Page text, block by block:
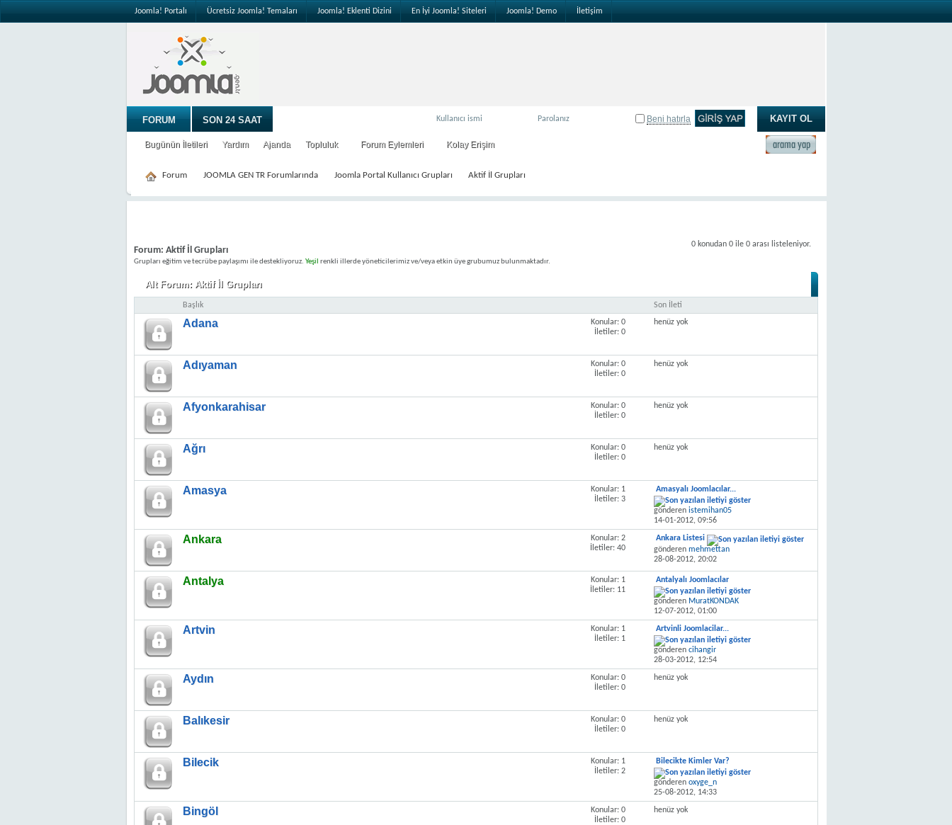
Joomla! Portalı Ücretsiz Joomla! Temaları Joomla! Eklenti Dizini En İyi Joomla! Siteleri Joomla! Demo İletişim
FORUM
Bugünün İletileri Yardım Ajanda Topluluk Forum Eylemleri Kolay Erişim
SON 24 SAAT Beni hatırla KAYIT OL
Forum JOOMLA GEN TR Forumlarında Joomla Portal Kullanıcı Grupları Aktif İl Grupları
0 konudan 0 ile 0 arası listeleniyor.
Forum: Aktif İl Grupları
Grupları eğitim ve tecrübe paylaşımı ile destekliyoruz. Yeşil renkli illerde yöneticilerimiz ve/veya etkin üye grubumuz bulunmaktadır.
Alt Forum: Aktif İl Grupları
Başlık Son İleti
Adana
Konular: 0
İletiler: 0
henüz yok
Adıyaman
Konular: 0
İletiler: 0
henüz yok
Afyonkarahisar
Konular: 0
İletiler: 0
henüz yok
Ağrı
Konular: 0
İletiler: 0
henüz yok
Amasya
Konular: 1
İletiler: 3
Amasyalı Joomlacılar...
gönderen istemihan05
14-01-2012, 09:56
Ankara
Konular: 2
İletiler: 40
Ankara Listesi
gönderen mehmettan
28-08-2012, 20:02
Antalya
Konular: 1
İletiler: 11
Antalyalı Joomlacılar
gönderen MuratKONDAK
12-07-2012, 01:00
Artvin
Konular: 1
İletiler: 1
Artvinli Joomlacilar...
gönderen cihangir
28-03-2012, 12:54
Aydın
Konular: 0
İletiler: 0
henüz yok
Balıkesir
Konular: 0
İletiler: 0
henüz yok
Bilecik
Konular: 1
İletiler: 2
Bilecikte Kimler Var?
gönderen oxyge_n
25-08-2012, 14:33
Bingöl
Konular: 0
İletiler: 0
henüz yok